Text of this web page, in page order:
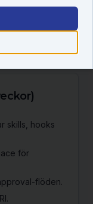
AI-kod.
skills, hooks
för
flöden.